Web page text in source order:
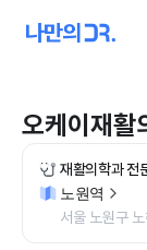
오케이재활
재활의학과 전
노원역
서울 노원구